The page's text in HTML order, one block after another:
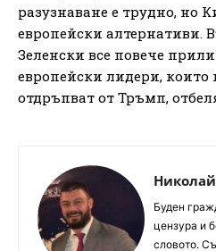
разузнаване е трудно, но
европейски алтернативи.
Зеленски все повече
европейски лидери, които
отдръпват от Тръмп,
Буден
цензура и
словото.